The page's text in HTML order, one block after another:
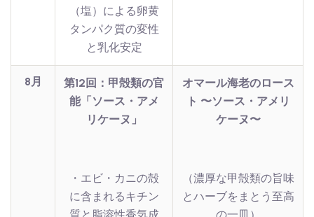
（塩）による卵黄
タンパク質の変性
と乳化安定
8月
第12回：甲殻類の官
能「ソース・アメ
リケーヌ」
・エビ・カニの殻
に含まれるキチン
オマール海老のロース
ト 〜ソース・アメリ
ケーヌ〜
（濃厚な甲殻類の旨味
とハーブをまとう至高